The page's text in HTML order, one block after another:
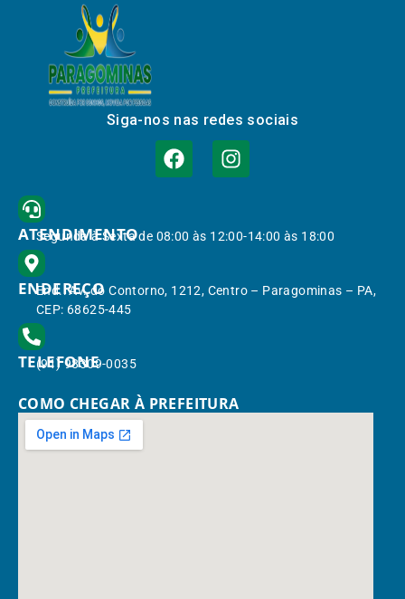
Siga-nos nas redes sociais
ATENDIMENTO
Segunda à Sexta de 08:00 às 12:00-14:00 às 18:00
ENDEREÇO
End.: Av. do Contorno, 1212, Centro – Paragominas – PA,
CEP: 68625-445
TELEFONE
(91) 98309-0035
COMO CHEGAR À PREFEITURA